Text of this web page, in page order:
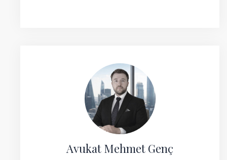
Avukat Mehmet Genç